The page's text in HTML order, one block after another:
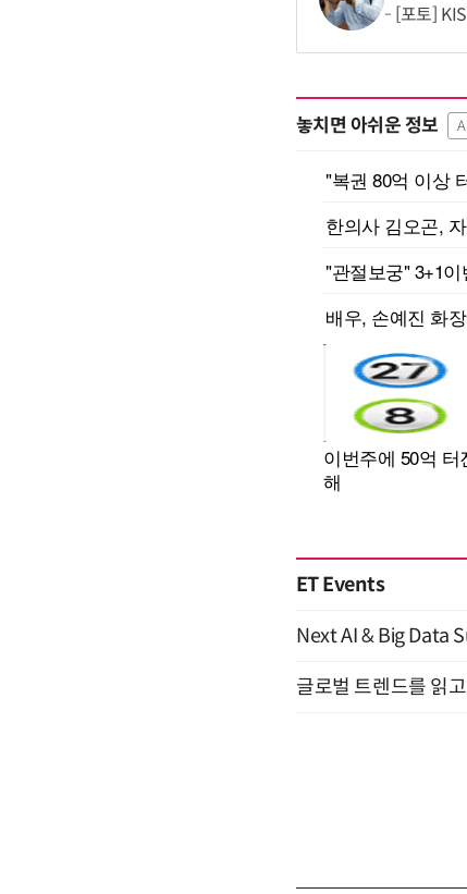
[포토]
놓치면 아쉬운 정보
ET Events
Next AI & Big Data
글로벌 트렌드를 읽